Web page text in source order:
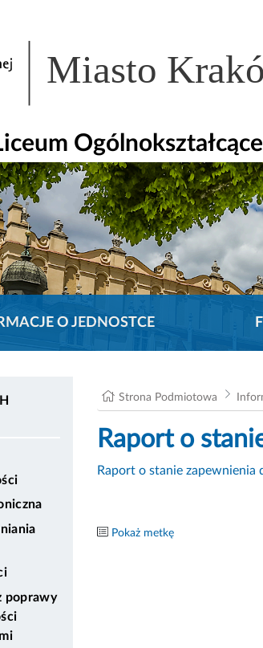
Miasto
O JEDNOSTCE
poprawy
Strona Podmiotowa
Raport o
Raport o stanie zapewnienia
Pokaż metkę